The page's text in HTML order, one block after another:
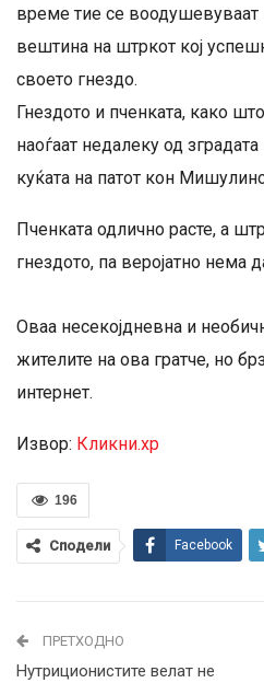
време тие се воодушевуваат
вештина на штркот кој
своето гнездо.
Гнездото и пченката, како
наоѓаат недалеку од
куќата на патот кон
Пченката одлично расте, а
гнездото, па веројатно нема
Оваа несекојдневна и
жителите на ова гратче, но
интернет.
Извор: Кликни.хр
196
Сподели Facebook
ПРЕТХОДНО
Нутриционистите велат не